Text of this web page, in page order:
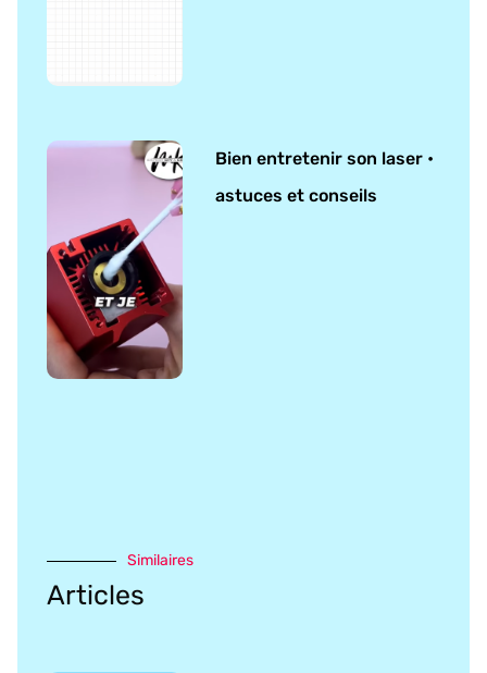
Bien entretenir son laser •
astuces et conseils
Similaires
Articles